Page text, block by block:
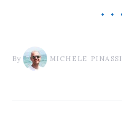
By MICHELE PINASSI